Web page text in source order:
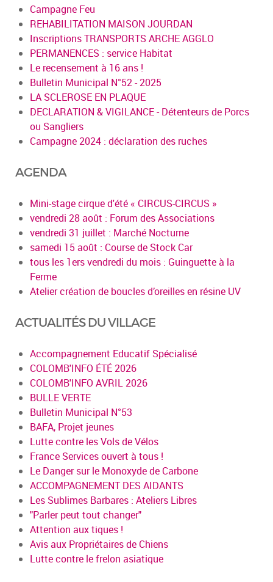
Campagne Feu
REHABILITATION MAISON JOURDAN
Inscriptions TRANSPORTS ARCHE AGGLO
PERMANENCES : service Habitat
Le recensement à 16 ans !
Bulletin Municipal N°52 - 2025
LA SCLEROSE EN PLAQUE
DECLARATION & VIGILANCE - Détenteurs de Porcs
ou Sangliers
Campagne 2024 : déclaration des ruches
AGENDA
Mini-stage cirque d'été « CIRCUS-CIRCUS »
vendredi 28 août : Forum des Associations
vendredi 31 juillet : Marché Nocturne
samedi 15 août : Course de Stock Car
tous les 1ers vendredi du mois : Guinguette à la
Ferme
Atelier création de boucles d’oreilles en résine UV
ACTUALITÉS DU VILLAGE
Accompagnement Educatif Spécialisé
COLOMB'INFO ÉTÉ 2026
COLOMB'INFO AVRIL 2026
BULLE VERTE
Bulletin Municipal N°53
BAFA, Projet jeunes
Lutte contre les Vols de Vélos
France Services ouvert à tous !
Le Danger sur le Monoxyde de Carbone
ACCOMPAGNEMENT DES AIDANTS
Les Sublimes Barbares : Ateliers Libres
"Parler peut tout changer"
Attention aux tiques !
Avis aux Propriétaires de Chiens
Lutte contre le frelon asiatique